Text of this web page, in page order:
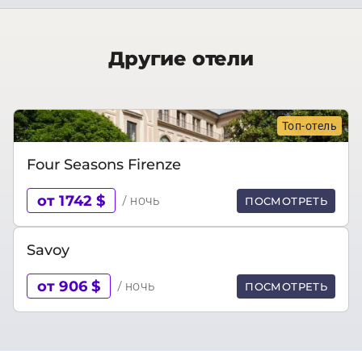
Другие отели
Топ-отель
Four Seasons Firenze
от 1742 $ / ночь ПОСМОТРЕТЬ
Savoy
от 906 $ / ночь ПОСМОТРЕТЬ